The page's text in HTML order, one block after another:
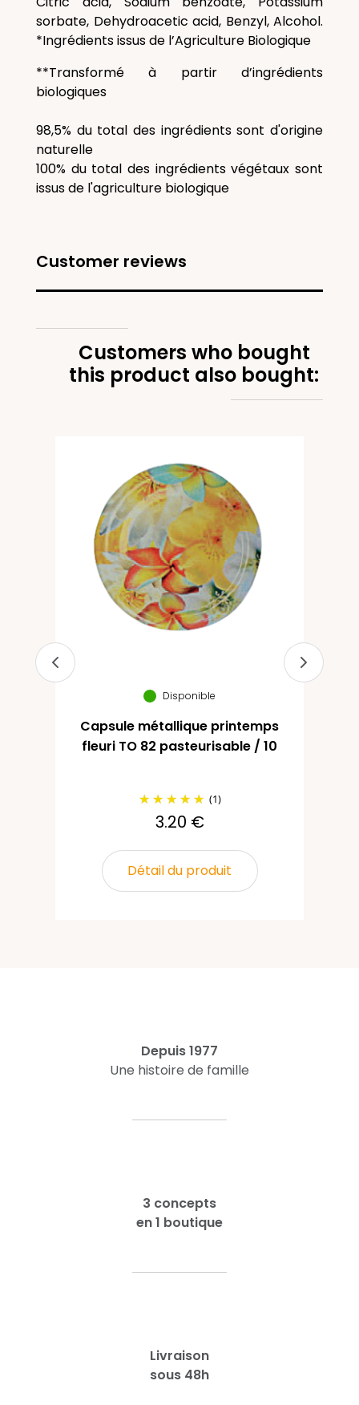
sorbate, Dehydroacetic acid, Benzyl, Alcohol.
*Ingrédients issus de l’Agriculture Biologique
**Transformé à partir d’ingrédients
biologiques
98,5% du total des ingrédients sont d'origine
naturelle
100% du total des ingrédients végétaux sont
issus de l'agriculture biologique
Customer reviews
Customers who bought
this product also bought:
Disponible
Capsule métallique printemps
fleuri TO 82 pasteurisable / 10
(1)
3.20 €
Détail du produit
Depuis 1977
Une histoire de famille
3 concepts
en 1 boutique
Livraison
sous 48h